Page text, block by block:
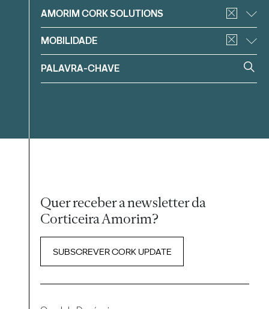
Filtrar
AMORIM CORK SOLUTIONS
MOBILIDADE
Quer receber a newsletter da
Corticeira Amorim?
SUBSCREVER CORK UPDATE